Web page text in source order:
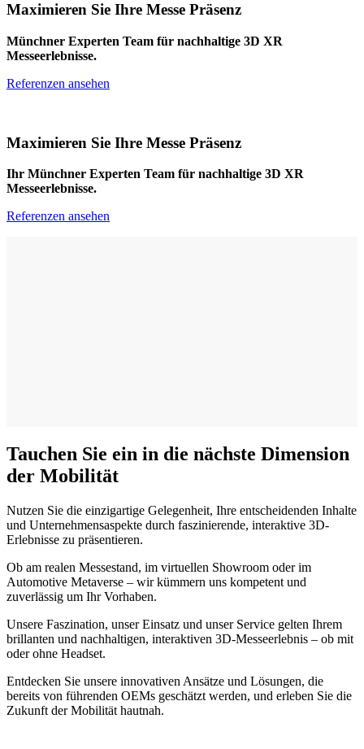
Maximieren Sie Ihre Messe Präsenz
Münchner Experten Team für nachhaltige 3D XR
Messeerlebnisse.
Referenzen ansehen
Maximieren Sie Ihre Messe Präsenz
Ihr Münchner Experten Team für nachhaltige 3D XR
Messeerlebnisse.
Referenzen ansehen
Tauchen Sie ein in die nächste Dimension
der Mobilität
Nutzen Sie die einzigartige Gelegenheit, Ihre entscheidenden Inhalte
und Unternehmensaspekte durch faszinierende, interaktive 3D-
Erlebnisse zu präsentieren.
Ob am realen Messestand, im virtuellen Showroom oder im
Automotive Metaverse – wir kümmern uns kompetent und
zuverlässig um Ihr Vorhaben.
Unsere Faszination, unser Einsatz und unser Service gelten Ihrem
brillanten und nachhaltigen, interaktiven 3D-Messeerlebnis – ob mit
oder ohne Headset.
Entdecken Sie unsere innovativen Ansätze und Lösungen, die
bereits von führenden OEMs geschätzt werden, und erleben Sie die
Zukunft der Mobilität hautnah.